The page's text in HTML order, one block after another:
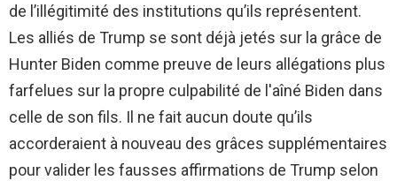
de l’illégitimité des institutions qu’ils représentent.
Les alliés de Trump se sont déjà jetés sur la grâce de
Hunter Biden comme preuve de leurs allégations plus
farfelues sur la propre culpabilité de l'aîné Biden dans
celle de son fils. Il ne fait aucun doute qu’ils
accorderaient à nouveau des grâces supplémentaires
pour valider les fausses affirmations de Trump selon